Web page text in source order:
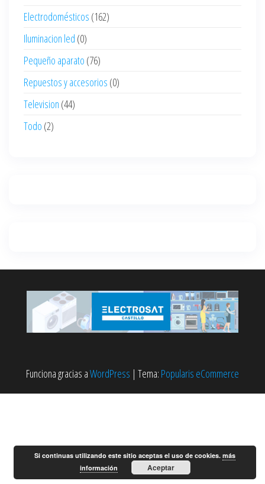
Electrodomésticos (162)
Iluminacion led (0)
Pequeño aparato (76)
Repuestos y accesorios (0)
Television (44)
Todo (2)
Funciona gracias aWordPress | Tema: Popularis eCommerce
Si continuas utilizando este sitio aceptas el uso de cookies.más
información
Aceptar